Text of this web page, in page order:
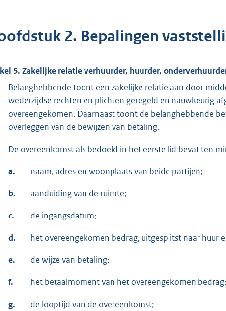
2. Bepalingen
5. Zakelijke relatie verhuurder, huurder,
Belanghebbende toont een zakelijke relatie aan door
wederzijdse rechten en plichten geregeld en nauwkeurig
overeengekomen. Daarnaast toont de belanghebbende
overleggen van de bewijzen van betaling.
De overeenkomst als bedoeld in het eerste lid bevat ten
a. naam, adres en woonplaats van beide partijen;
b. aanduiding van de ruimte;
c. de ingangsdatum;
d. het overeengekomen bedrag, uitgesplitst naar huur
e. de wijze van betaling;
f. het betaalmoment van het overeengekomen bedrag;
g. de looptijd van de overeenkomst;